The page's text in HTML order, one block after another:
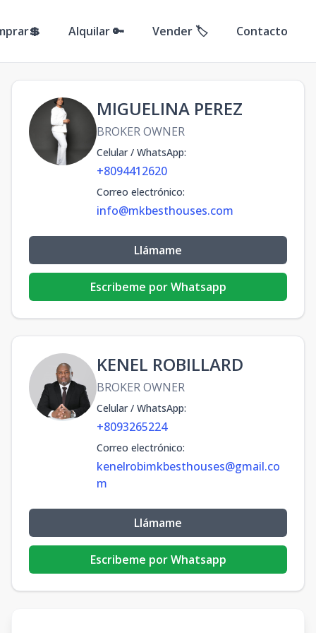
Alquilar 🔑 Vender 🏷️ Contacto
MIGUELINA PEREZ
BROKER OWNER
Celular / WhatsApp:
+8094412620
Correo electrónico:
info@mkbesthouses.com
Llámame
Escribeme por Whatsapp
KENEL ROBILLARD
BROKER OWNER
Celular / WhatsApp:
+8093265224
Correo electrónico:
kenelrobimkbesthouses@gmail.co
m
Llámame
Escribeme por Whatsapp